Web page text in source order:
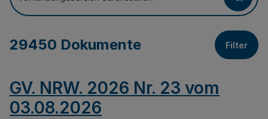
Verkündungsbereich durchsuchen
29450 Dokumente Filter
GV. NRW. 2026 Nr. 23 vom
03.08.2026